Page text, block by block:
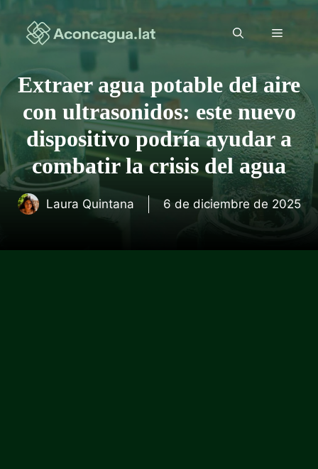
Saltar
contenido
Menú
Extraer agua potable del aire
con ultrasonidos: este nuevo
dispositivo podría ayudar a
combatir la crisis del agua
Laura Quintana 6 de diciembre de 2025